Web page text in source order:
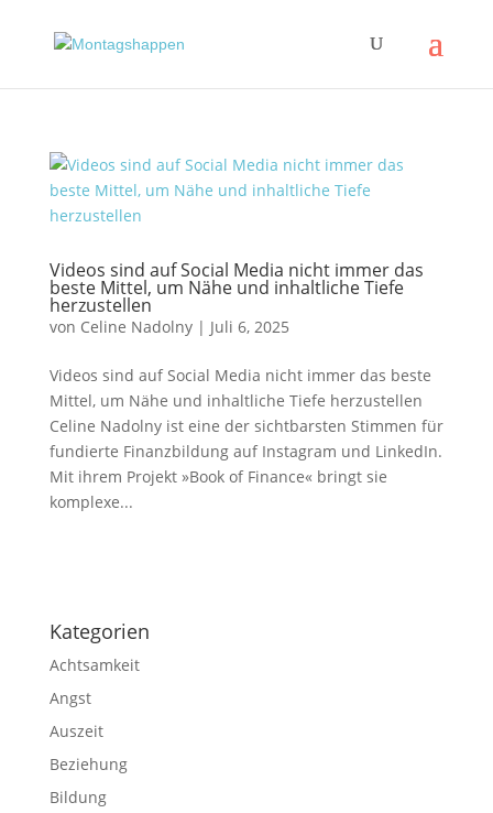
Videos sind auf Social Media nicht immer das
beste Mittel, um Nähe und inhaltliche Tiefe
herzustellen
von Celine Nadolny| Juli 6, 2025
Videos sind auf Social Media nicht immer das beste
Mittel, um Nähe und inhaltliche Tiefe herzustellen
Celine Nadolny ist eine der sichtbarsten Stimmen für
fundierte Finanzbildung auf Instagram und LinkedIn.
Mit ihrem Projekt »Book of Finance« bringt sie
komplexe...
Kategorien
Achtsamkeit
Angst
Auszeit
Beziehung
Bildung